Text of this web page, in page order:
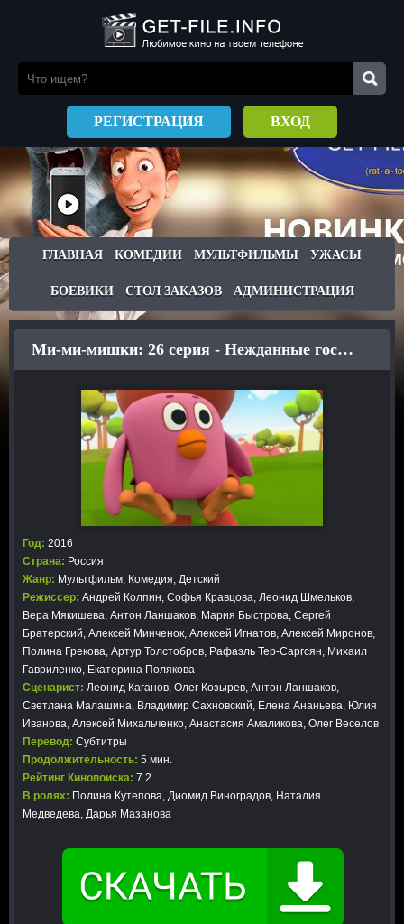
РЕГИСТРАЦИЯ ВХОД
ГЛАВНАЯ КОМЕДИИ МУЛЬТФИЛЬМЫ УЖАСЫ
БОЕВИКИ СТОЛ ЗАКАЗОВ АДМИНИСТРАЦИЯ
Ми-ми-мишки: 26 серия - Нежданные гости (2016)
Год: 2016
Страна: Россия
Жанр: Мультфильм, Комедия, Детский
Режиссер: Андрей Колпин, Софья Кравцова, Леонид Шмельков,
Вера Мякишева, Антон Ланшаков, Мария Быстрова, Сергей
Братерский, Алексей Минченок, Алексей Игнатов, Алексей Миронов,
Полина Грекова, Артур Толстобров, Рафаэль Тер-Саргсян, Михаил
Гавриленко, Екатерина Полякова
Сценарист: Леонид Каганов, Олег Козырев, Антон Ланшаков,
Светлана Малашина, Владимир Сахновский, Елена Ананьева, Юлия
Иванова, Алексей Михальченко, Анастасия Амаликова, Олег Веселов
Перевод: Субтитры
Продолжительность: 5 мин.
Рейтинг Кинопоиска: 7.2
В ролях: Полина Кутепова, Диомид Виноградов, Наталия
Медведева, Дарья Мазанова